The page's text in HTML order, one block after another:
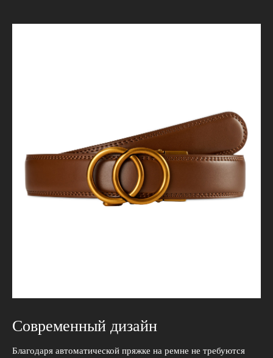
Современный дизайн
Благодаря автоматической пряжке на ремне не требуются